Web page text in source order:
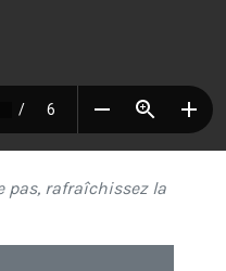
pas, rafraîchissez la